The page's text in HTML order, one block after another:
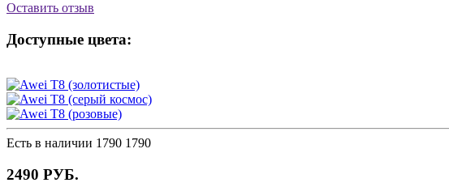
Оставить отзыв
Доступные цвета:
Есть в наличии 1790 1790
2490 РУБ.